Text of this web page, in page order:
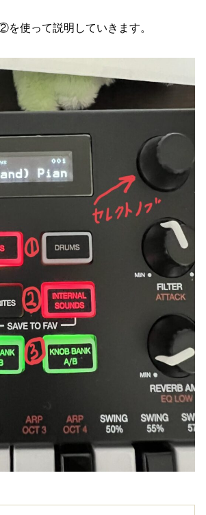
を使って説明していきます。